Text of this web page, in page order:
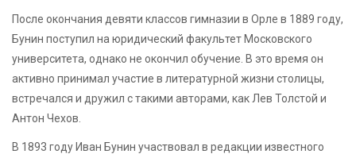
После окончания девяти классов гимназии в Орле в 1889 году,
Бунин поступил на юридический факультет Московского
университета, однако не окончил обучение. В это время он
активно принимал участие в литературной жизни столицы,
встречался и дружил с такими авторами, как Лев Толстой и
Антон Чехов.
В 1893 году Иван Бунин участвовал в редакции известного